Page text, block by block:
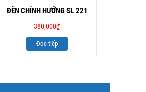
ĐÈN CHỈNH HƯỚNG SL 221
380,000₫
Đọc tiếp